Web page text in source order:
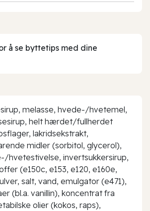
å se byttetips med dine
melasse, hvede-/hvetemel,
helt hærdet/fullherdet
lakridsekstrakt,
midler (sorbitol, glycerol),
hvetestivelse, invertsukkersirup,
(e150c, e153, e120, e160e,
salt, vand, emulgator (e471),
(bl.a. vanillin), koncentrat fra
olier (kokos, raps),